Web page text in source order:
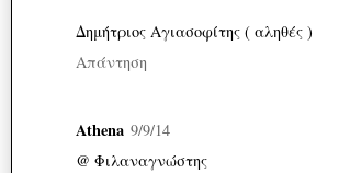
Δημήτριος Αγιασοφίτης ( αληθές )
Απάντηση
Athena 9/9/14
@ Φιλαναγνώστης